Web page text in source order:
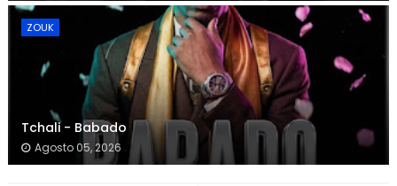
ZOUK
Tchali - Babado
Agosto 05, 2026